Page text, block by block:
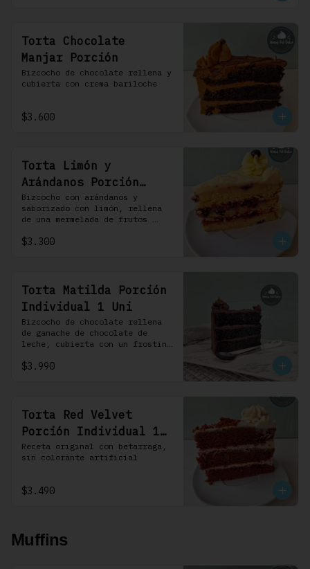
Torta Chocolate
Manjar Porción
Bizcocho de chocolate rellena y
cubierta con crema bariloche
$3.600
Torta Limón y
Arándanos Porción
Individual 1 Uni
Bizcocho con arándanos y
saborizado con limón, rellena
de una mermelada de frutos
frosting de queso de crema.
$3.300
Torta Matilda Porción
Individual 1 Uni
Bizcocho de chocolate rellena
de ganache de chocolate de
leche, cubierta con un frosting
$3.990
Torta Red Velvet
Porción Individual 1
Uni
Receta original con betarraga,
sin colorante artificial
$3.490
Muffins